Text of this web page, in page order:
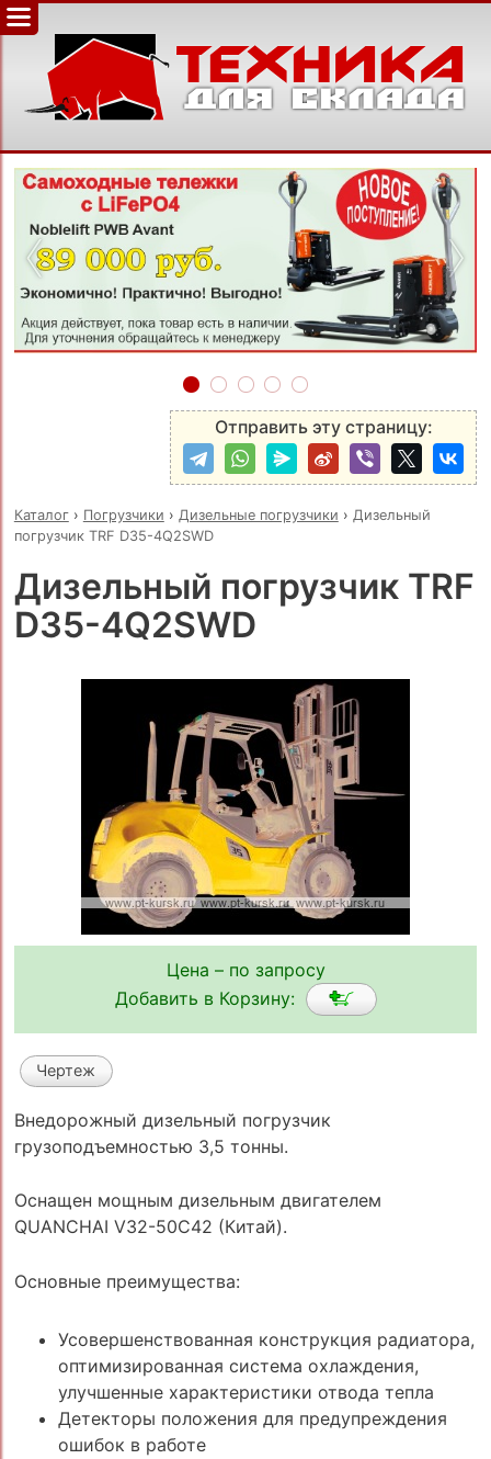
‹ ›
Отправить эту страницу:
Каталог› Погрузчики › Дизельные погрузчики › Дизельный
погрузчик TRF D35-4Q2SWD
Дизельный погрузчик TRF
D35-4Q2SWD
Цена – по запросу
Добавить в Корзину:
Чертеж
Внедорожный дизельный погрузчик
грузоподъемностью 3,5 тонны.
Оснащен мощным дизельным двигателем
QUANCHAI V32-50C42 (Китай).
Основные преимущества:
Усовершенствованная конструкция радиатора,
оптимизированная система охлаждения,
улучшенные характеристики отвода тепла
Детекторы положения для предупреждения
ошибок в работе